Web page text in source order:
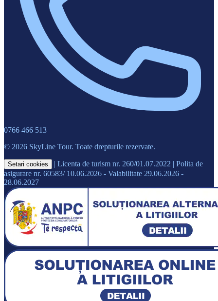
0766 466 513
© 2026 SkyLine Tour. Toate drepturile rezervate.
Setari cookies | Licenta de turism nr. 260/01.07.2022 | Polita de
asigurare nr. 60583/ 10.06.2026 - Valabilitate 29.06.2026 -
28.06.2027